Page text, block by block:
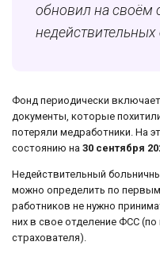
обновил на своём
Фонд периодически
документы, которые
потеряли медработники. На
состоянию на 30 сентября
Недействительный
можно определить по первым
работников не нужно
них в свое отделение ФСС (по
страхователя).